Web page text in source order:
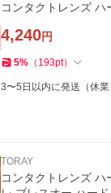
コンタクトレンズ ハ
4,240円
5% （ 193pt）
3〜5日以内に発送（休業
TORAY
コンタクトレンズ